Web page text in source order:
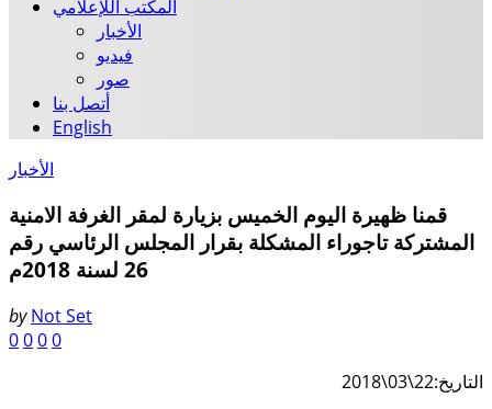
المكتب اللإعلامي
الأخبار
فيديو
صور
أتصل بنا
English
الأخبار
قمنا ظهيرة اليوم الخميس بزيارة لمقر الغرفة الامنية
المشتركة تاجوراء المشكلة بقرار المجلس الرئاسي رقم
26 لسنة 2018م
by Not Set
0000
التاريخ:22\03\2018